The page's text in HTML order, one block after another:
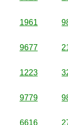
1961
9677
1223
9779
6616